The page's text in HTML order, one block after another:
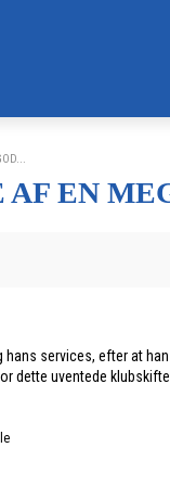
EN
services, efter at
dette uventede